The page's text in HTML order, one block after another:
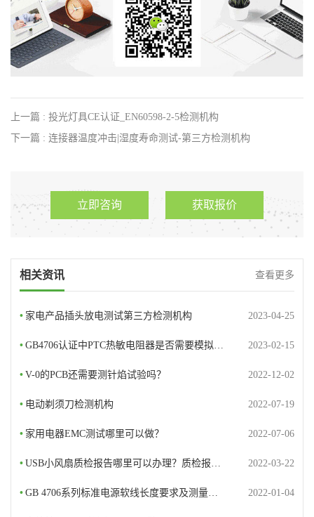
上一篇 : 投光灯具CE认证_EN60598-2-5检测机构
下一篇 : 连接器温度冲击|湿度寿命测试-第三方检测机构
立即咨询 获取报价
相关资讯 查看更多
• 2023-04-25
家电产品插头放电测试第三方检测机构
• 2023-02-15
GB4706认证中PTC热敏电阻器是否需要模拟…
• 2022-12-02
V-0的PCB还需要测针焰试验吗？
• 2022-07-19
电动剃须刀检测机构
• 2022-07-06
家用电器EMC测试哪里可以做？
• 2022-03-22
USB小风扇质检报告哪里可以办理？质检报…
• 2022-01-04
GB 4706系列标准电源软线长度要求及测量…